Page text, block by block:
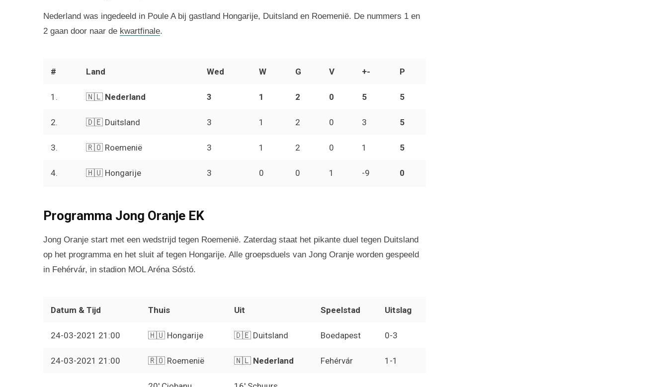
Nederland was ingedeeld in Poule A bij gastland Hongarije, Duitsland en Roemenië. De nummers 1 en
2 gaan door naar de kwartfinale.
# Land Wed W G V +- P
1. 🇳🇱 Nederland 3 1 2 0 5 5
2. 🇩🇪 Duitsland 3 1 2 0 3 5
3. 🇷🇴 Roemenië 3 1 2 0 1 5
4. 🇭🇺 Hongarije 3 0 0 1 -9 0
Programma Jong Oranje EK
Jong Oranje start met een wedstrijd tegen Roemenië. Zaterdag staat het pikante duel tegen Duitsland
op het programma en het sluit af tegen Hongarije. Alle groepsduels van Jong Oranje worden gespeeld
in Fehérvár, in stadion MOL Aréna Sóstó.
Datum & Tijd Thuis Uit Speelstad Uitslag
24-03-2021 21:00 🇭🇺 Hongarije 🇩🇪 Duitsland Boedapest 0-3
24-03-2021 21:00 🇷🇴 Roemenië 🇳🇱 Nederland Fehérvár 1-1